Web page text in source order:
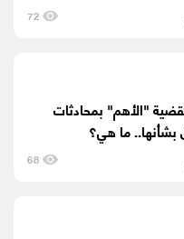
72
"الأهم" بمحادثات
بشأنها.. ما هي؟
68